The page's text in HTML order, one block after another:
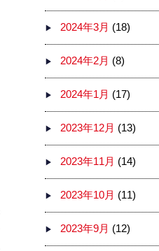
2024年3月 (18)
2024年2月 (8)
2024年1月 (17)
2023年12月 (13)
2023年11月 (14)
2023年10月 (11)
2023年9月 (12)